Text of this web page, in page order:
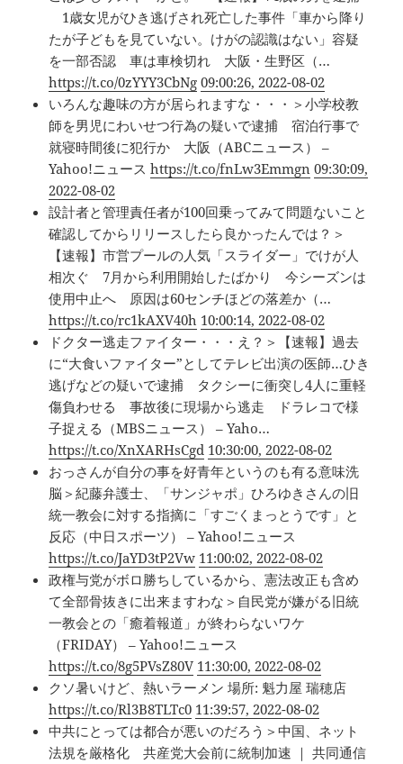
1歳女児がひき逃げされ死亡した事件「車から降り
たが子どもを見ていない。けがの認識はない」容疑
を一部否認 車は車検切れ 大阪・生野区（…
https://t.co/0zYYY3CbNg 09:00:26, 2022-08-02
いろんな趣味の方が居られますな・・・＞小学校教
師を男児にわいせつ行為の疑いで逮捕 宿泊行事で
就寝時間後に犯行か 大阪（ABCニュース） –
Yahoo!ニュースhttps://t.co/fnLw3Emmgn 09:30:09,
2022-08-02
設計者と管理責任者が100回乗ってみて問題ないこと
確認してからリリースしたら良かったんでは？＞
【速報】市営プールの人気「スライダー」でけが人
相次ぐ 7月から利用開始したばかり 今シーズンは
使用中止へ 原因は60センチほどの落差か（…
https://t.co/rc1kAXV40h 10:00:14, 2022-08-02
ドクター逃走ファイター・・・え？＞【速報】過去
に“大食いファイター”としてテレビ出演の医師…ひき
逃げなどの疑いで逮捕 タクシーに衝突し4人に重軽
傷負わせる 事故後に現場から逃走 ドラレコで様
子捉える（MBSニュース） – Yaho…
https://t.co/XnXARHsCgd 10:30:00, 2022-08-02
おっさんが自分の事を好青年というのも有る意味洗
脳＞紀藤弁護士、「サンジャポ」ひろゆきさんの旧
統一教会に対する指摘に「すごくまっとうです」と
反応（中日スポーツ） – Yahoo!ニュース
https://t.co/JaYD3tP2Vw 11:00:02, 2022-08-02
政権与党がボロ勝ちしているから、憲法改正も含め
て全部骨抜きに出来ますわな＞自民党が嫌がる旧統
一教会との「癒着報道」が終わらないワケ
（FRIDAY） – Yahoo!ニュース
https://t.co/8g5PVsZ80V 11:30:00, 2022-08-02
クソ暑いけど、熱いラーメン 場所: 魁力屋 瑞穂店
https://t.co/Rl3B8TLTc0 11:39:57, 2022-08-02
中共にとっては都合が悪いのだろう＞中国、ネット
法規を厳格化 共産党大会前に統制加速 ｜ 共同通信